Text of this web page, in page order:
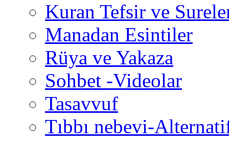
Kuran Tefsir ve
Manadan Esintiler
Rüya ve Yakaza
Sohbet -Videolar
Tasavvuf
Tıbbı nebevi-